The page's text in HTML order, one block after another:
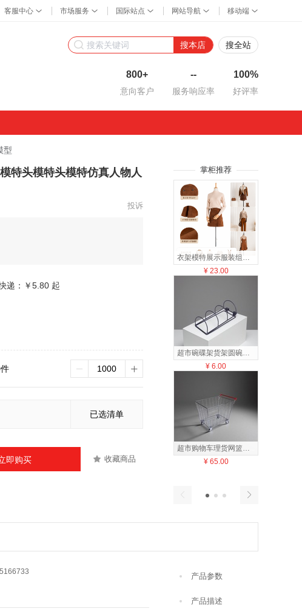
搜本店 搜全站
800+
意向客户
--
服务响应率
100%
好评率
型
特头模特头模特仿真人物人
投诉
递： ￥5.80 起
已选清单
即购买 收藏商品
掌柜推荐
衣架模特展示服装组合家用可调节挂衣架套装衣架模特道具
¥ 23.00
超市碗碟架货架圆碗架方碗架盘架方管横梁砧板架菜板隔层
¥ 6.00
超市购物车理货网篮车物流周转拣货网格手推车衣服篮收纳篮
¥ 65.00
产品参数
产品描述